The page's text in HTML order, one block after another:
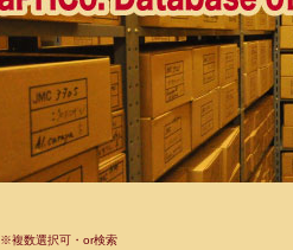
※複数選択可・or検索